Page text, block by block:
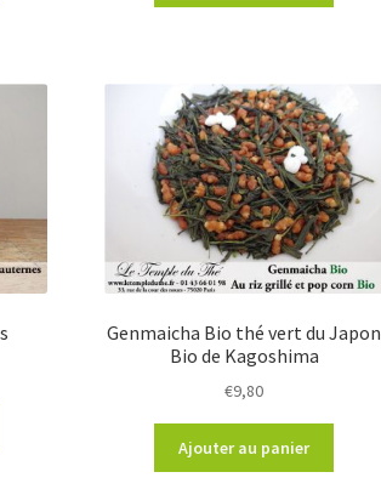
Genmaicha Bio thé vert du Japon
Bio de Kagoshima
€9,80
Ajouter au panier